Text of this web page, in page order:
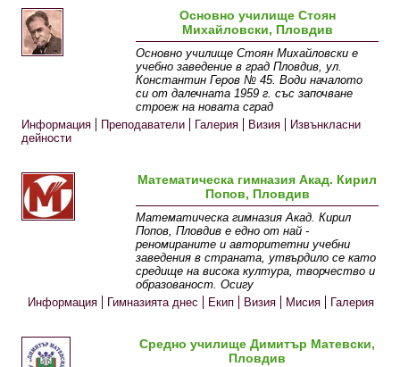
Основно училище Стоян
Михайловски, Пловдив
Основно училище Стоян Михайловски е
учебно заведение в град Пловдив, ул.
Константин Геров № 45. Води началото
си от далечната 1959 г. със започване
строеж на новата сград
Информация
Преподаватели Галерия Визия
Извънкласни
дейности
Математическа гимназия Акад. Кирил
Попов, Пловдив
Математическа гимназия Акад. Кирил
Попов, Пловдив е едно от най -
реномираните и авторитетни учебни
заведения в страната, утвърдило се като
средище на висока култура, творчество и
образованост. Осигу
Информация
Гимназията днес Екип Визия Мисия Галерия
Средно училище Димитър Матевски,
Пловдив